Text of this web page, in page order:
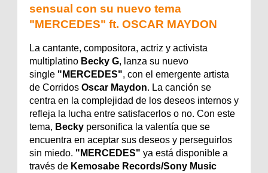
sensual con su nuevo tema
"MERCEDES" ft. OSCAR MAYDON
La cantante, compositora, actriz y activista
multiplatino Becky G, lanza su nuevo
single "MERCEDES", con el emergente artista
de Corridos Oscar Maydon. La canción se
centra en la complejidad de los deseos internos y
refleja la lucha entre satisfacerlos o no. Con este
tema, Becky personifica la valentía que se
encuentra en aceptar sus deseos y perseguirlos
sin miedo. "MERCEDES" ya está disponible a
través de Kemosabe Records/Sony Music